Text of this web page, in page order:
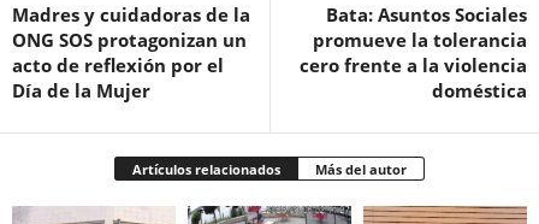
Madres y cuidadoras de la
ONG SOS protagonizan un
acto de reflexión por el
Día de la Mujer
Bata: Asuntos Sociales
promueve la tolerancia
cero frente a la violencia
doméstica
Artículos relacionados Más del autor